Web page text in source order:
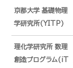
京都大学 基礎物理
学研究所(YITP)
理化学研究所 数理
創造プログラム(iT